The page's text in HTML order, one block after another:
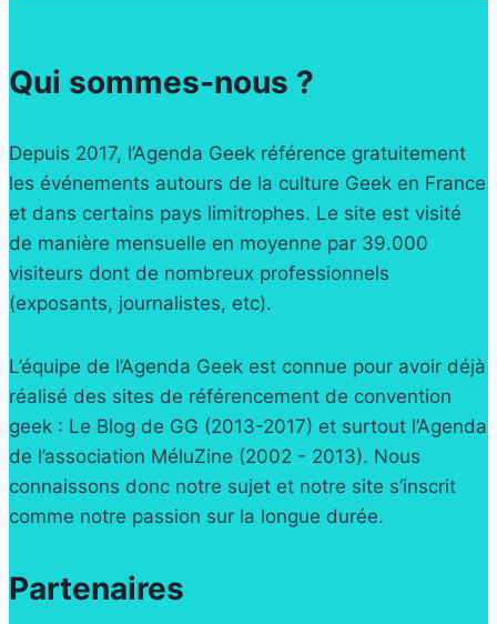
Qui sommes-nous ?
Depuis 2017, l’Agenda Geek référence gratuitement
les événements autours de la culture Geek en France
et dans certains pays limitrophes. Le site est visité
de manière mensuelle en moyenne par 39.000
visiteurs dont de nombreux professionnels
(exposants, journalistes, etc).
L’équipe de l’Agenda Geek est connue pour avoir déjà
réalisé des sites de référencement de convention
geek : Le Blog de GG (2013-2017) et surtout l’Agenda
de l’association MéluZine (2002 - 2013). Nous
connaissons donc notre sujet et notre site s’inscrit
comme notre passion sur la longue durée.
Partenaires